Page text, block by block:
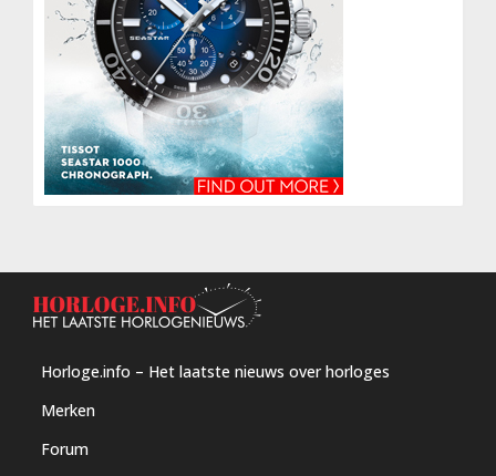
Horloge.info – Het laatste nieuws over horloges
Merken
Forum